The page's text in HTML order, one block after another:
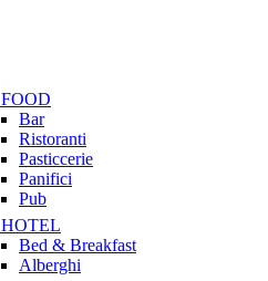
FOOD
Bar
Ristoranti
Pasticcerie
Panifici
Pub
HOTEL
Bed & Breakfast
Alberghi